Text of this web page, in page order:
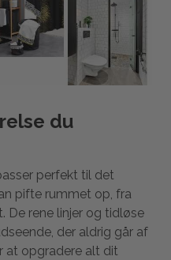
du
perfekt til det
pifte rummet op, fra
rene linjer og tidløse
der aldrig går af
at opgradere alt dit